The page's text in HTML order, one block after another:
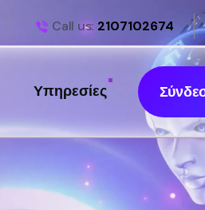
Call us: 2107102674
Υπηρεσίες